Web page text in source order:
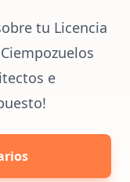
tu Licencia
e